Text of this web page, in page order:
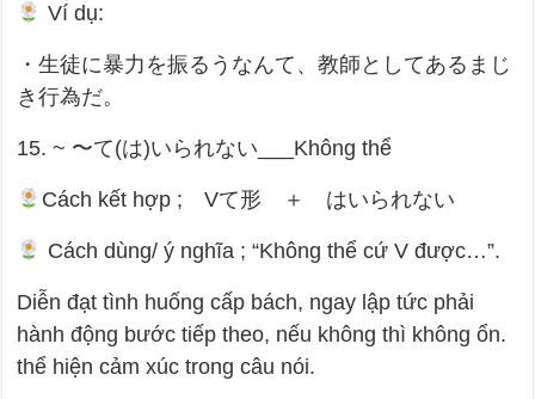
Ví dụ:
・生徒に暴力を振るうなんて、教師としてあるまじ
き行為だ。
15. ~ 〜て(は)いられない___Không thể
Cách kết hợp ; Vて形 ＋ はいられない
Cách dùng/ ý nghĩa ; “Không thể cứ V được…”.
Diễn đạt tình huống cấp bách, ngay lập tức phải
hành động bước tiếp theo, nếu không thì không ổn.
thể hiện cảm xúc trong câu nói.